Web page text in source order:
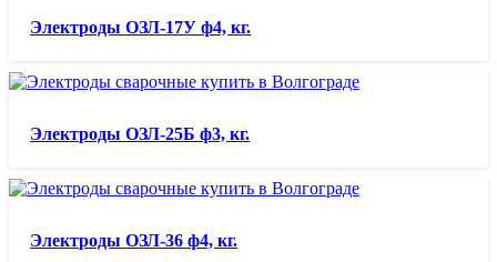
Электроды ОЗЛ-17У ф4, кг.
Электроды ОЗЛ-25Б ф3, кг.
Электроды ОЗЛ-36 ф4, кг.